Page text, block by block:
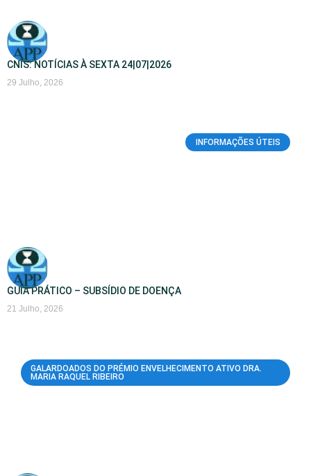
CNIS: NOTÍCIAS À SEXTA 24|07|2026
29 Julho, 2026
INFORMAÇÕES ÚTEIS
GUIA PRÁTICO – SUBSÍDIO DE DOENÇA
21 Julho, 2026
GALARDOADOS DO PRÉMIO ENVELHECIMENTO ATIVO DRA.
MARIA RAQUEL RIBEIRO